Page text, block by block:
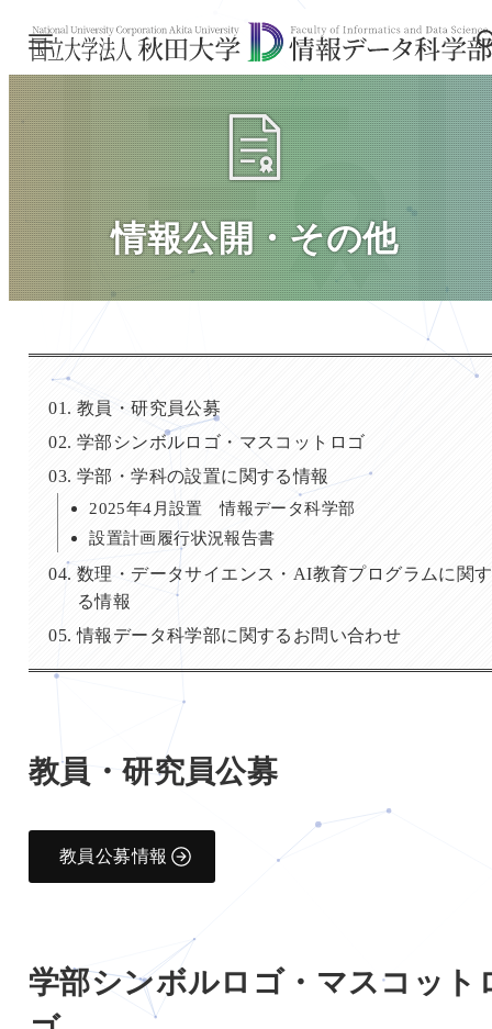
情報公開・その他
教員・研究員公募
学部シンボルロゴ・マスコットロゴ
学部・学科の設置に関する情報
2025年4月設置 情報データ科学部
設置計画履行状況報告書
数理・データサイエンス・AI教育プログラムに関す
る情報
情報データ科学部に関するお問い合わせ
教員・研究員公募
教員公募情報
学部シンボルロゴ・マスコット